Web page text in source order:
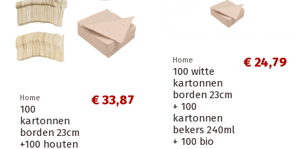
Home
100
kartonnen
borden 23cm
+100 houten
€ 33,87
Home
100 witte
kartonnen
borden 23cm
+ 100
kartonnen
bekers 240ml
+ 100 bio
€ 24,79